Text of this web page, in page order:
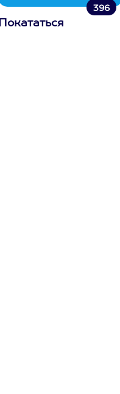
396
Покататься